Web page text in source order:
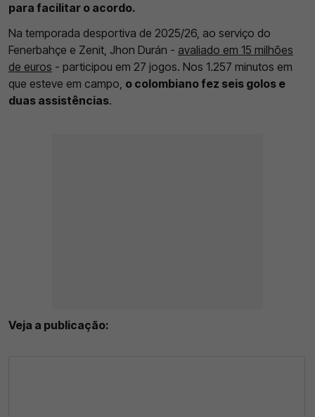
para facilitar o acordo.
Na temporada desportiva de 2025/26, ao serviço do
Fenerbahçe e Zenit, Jhon Durán - avaliado em 15 milhões
de euros - participou em 27 jogos. Nos 1.257 minutos em
que esteve em campo, o colombiano fez seis golos e
duas assistências.
Veja a publicação: